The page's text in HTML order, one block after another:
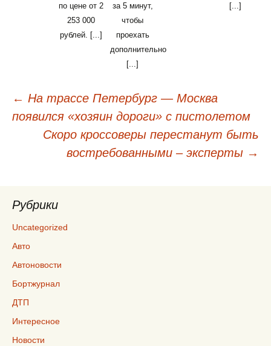
по цене от 2
253 000
рублей. [...]
за 5 минут,
чтобы
проехать
дополнительно
[...]
[...]
Навигация
← На трассе Петербург — Москва
появился «хозяин дороги» с пистолетом
Скоро кроссоверы перестанут быть
востребованными – эксперты →
Рубрики
Uncategorized
Авто
Автоновости
Бортжурнал
ДТП
Интересное
Новости